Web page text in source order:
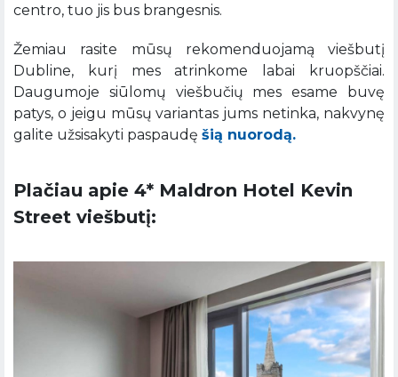
centro, tuo jis bus brangesnis.
Žemiau rasite mūsų rekomenduojamą viešbutį
Dubline, kurį mes atrinkome labai kruopščiai.
Daugumoje siūlomų viešbučių mes esame buvę
patys, o jeigu mūsų variantas jums netinka, nakvynę
galite užsisakyti paspaudę šią nuorodą.
Plačiau apie 4* Maldron Hotel Kevin
Street viešbutį: